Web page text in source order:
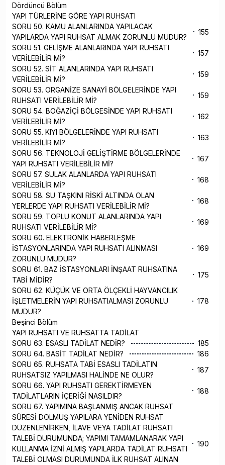
Dördüncü Bölüm
YAPI TÜRLERİNE GÖRE YAPI RUHSATI
SORU 50. KAMU ALANLARINDA YAPILACAK
YAPILARDA YAPI RUHSAT ALMAK ZORUNLU MUDUR?
155
SORU 51. GELİŞME ALANLARINDA YAPI RUHSATI
VERİLEBİLİR Mİ?
157
SORU 52. SİT ALANLARINDA YAPI RUHSATI
VERİLEBİLİR Mİ?
159
SORU 53. ORGANİZE SANAYİ BÖLGELERİNDE YAPI
RUHSATI VERİLEBİLİR Mİ?
159
SORU 54. BOĞAZİÇİ BÖLGESİNDE YAPI RUHSATI
VERİLEBİLİR Mİ?
162
SORU 55. KIYI BÖLGELERİNDE YAPI RUHSATI
VERİLEBİLİR Mİ?
163
SORU 56. TEKNOLOJİ GELİŞTİRME BÖLGELERİNDE
YAPI RUHSATI VERİLEBİLİR Mİ?
167
SORU 57. SULAK ALANLARDA YAPI RUHSATI
VERİLEBİLİR Mİ?
168
SORU 58. SU TAŞKINI RİSKİ ALTINDA OLAN
YERLERDE YAPI RUHSATI VERİLEBİLİR Mİ?
168
SORU 59. TOPLU KONUT ALANLARINDA YAPI
RUHSATI VERİLEBİLİR Mİ?
169
SORU 60. ELEKTRONİK HABERLEŞME
İSTASYONLARINDA YAPI RUHSATI ALINMASI
ZORUNLU MUDUR?
169
SORU 61. BAZ İSTASYONLARI İNŞAAT RUHSATINA
TABİ MİDİR?
175
SORU 62. KÜÇÜK VE ORTA ÖLÇEKLİ HAYVANCILIK
İŞLETMELERİN YAPI RUHSATIALMASI ZORUNLU
MUDUR?
178
Beşinci Bölüm
YAPI RUHSATI VE RUHSATTA TADİLAT
SORU 63. ESASLI TADİLAT NEDİR?
185
SORU 64. BASİT TADİLAT NEDİR?
186
SORU 65. RUHSATA TABİ ESASLI TADİLATIN
RUHSATSIZ YAPILMASI HALİNDE NE OLUR?
187
SORU 66. YAPI RUHSATI GEREKTİRMEYEN
TADİLATLARIN İÇERİĞİ NASILDIR?
188
SORU 67. YAPIMINA BAŞLANMIŞ ANCAK RUHSAT
SÜRESİ DOLMUŞ YAPILARA YENİDEN RUHSAT
DÜZENLENİRKEN, İLAVE VEYA TADİLAT RUHSATI
TALEBİ DURUMUNDA; YAPIMI TAMAMLANARAK YAPI
KULLANMA İZNİ ALMIŞ YAPILARDA TADİLAT RUHSATI
TALEBİ OLMASI DURUMUNDA İLK RUHSAT ALINAN
190